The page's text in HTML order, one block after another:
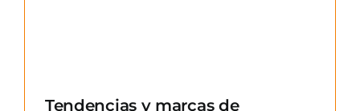
Tendencias y marcas de